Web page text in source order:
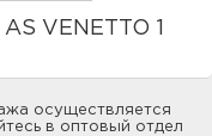
VENETTO 1
осуществляется
в оптовый отдел